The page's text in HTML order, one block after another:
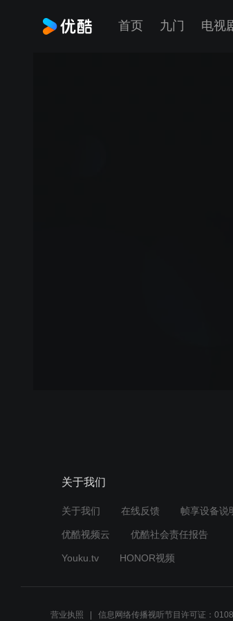
首页 九门 电视
关于我们
关于我们 在线反馈 帧享设备说
优酷视频云 优酷社会责任报告
Youku.tv HONOR视频
营业执照 信息网络传播视听节目许可证：